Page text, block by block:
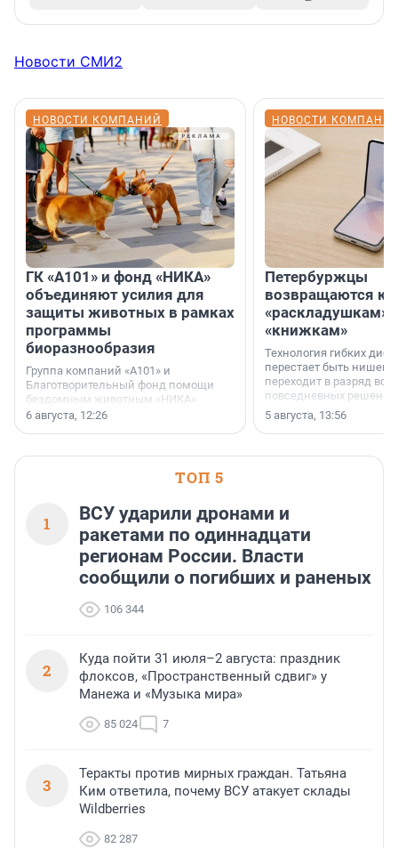
Новости СМИ2
НОВОСТИ КОМПАНИЙ
ГК «А101» и фонд «НИКА»
объединяют усилия для
защиты животных в рамках
программы
биоразнообразия
Группа компаний «А101» и
Благотворительный фонд помощи
бездомным животным «НИКА»
заключили соглашение о
6 августа, 12:26
НОВОСТИ
Петербуржцы
возвращаются к
«раскладушкам»
«книжкам»
Технология гибких
перестает быть
переходит в разряд
повседневных
5 августа, 13:56
ТОП 5
1
ВСУ ударили дронами и
ракетами по одиннадцати
регионам России. Власти
сообщили о погибших и раненых
106 344
2
Куда пойти 31 июля–2 августа: праздник
флоксов, «Пространственный сдвиг» у
Манежа и «Музыка мира»
85 024 7
3
Теракты против мирных граждан. Татьяна
Ким ответила, почему ВСУ атакует склады
Wildberries
82 287